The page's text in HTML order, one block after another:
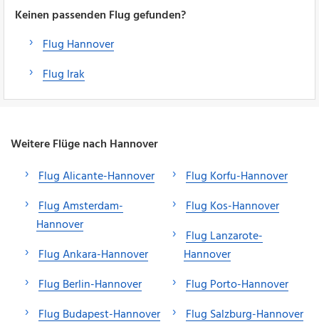
Keinen passenden Flug gefunden?
Flug Hannover
Flug Irak
Weitere Flüge nach Hannover
Flug Alicante-Hannover
Flug Amsterdam-
Hannover
Flug Ankara-Hannover
Flug Berlin-Hannover
Flug Budapest-Hannover
Flug Korfu-Hannover
Flug Kos-Hannover
Flug Lanzarote-
Hannover
Flug Porto-Hannover
Flug Salzburg-Hannover